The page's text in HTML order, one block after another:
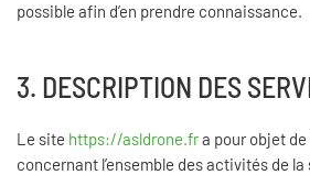
possible afin d’en prendre connaissance.
3. DESCRIPTION DES
Le site https://asldrone.fra pour objet
concernant l’ensemble des activités de